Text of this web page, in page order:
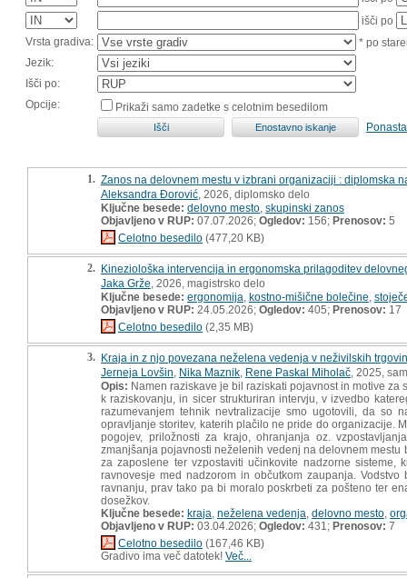
išči po
Vrsta gradiva:
* po
Jezik:
Išči po:
Opcije:
Prikaži samo zadetke s celotnim besedilom
1. Zanos na delovnem mestu v izbrani organizaciji : diplomska
Aleksandra Đorović , 2026, diplomsko delo
Ključne besede: delovno mesto skupinski zanos
Objavljeno v RUP: 07.07.2026; Ogledov: 156; Prenosov: 5
Celotno besedilo (477,20 KB)
2. Kineziološka intervencija in ergonomska prilagoditev
Jaka Grže , 2026, magistrsko delo
Ključne besede: ergonomija kostno-mišične bolečine
Objavljeno v RUP: 24.05.2026; Ogledov: 405; Prenosov: 17
Celotno besedilo (2,35 MB)
3. Kraja in z njo povezana neželena vedenja v neživilskih
Jerneja Lovšin Nika Maznik Rene Paskal Miholač , 2025,
Opis: Namen raziskave je bil raziskati pojavnost in motive
k raziskovanju, in sicer strukturiran intervju, v izvedbo
razumevanjem tehnik nevtralizacije smo ugotovili, da so
opravljanje storitev, katerih plačilo ne pride do organizacije.
pogojev, priložnosti za krajo, ohranjanja oz.
zmanjšanja pojavnosti neželenih vedenj na delovnem
za zaposlene ter vzpostaviti učinkovite nadzorne
ravnovesje med nadzorom in občutkom zaupanja.
ravnanju, prav tako pa bi moralo poskrbeti za pošteno ter
dosežkov.
Ključne besede: kraja neželena vedenja delovno mesto
Objavljeno v RUP: 03.04.2026; Ogledov: 431; Prenosov: 7
Celotno besedilo (167,46 KB)
Gradivo ima več datotek! Več...